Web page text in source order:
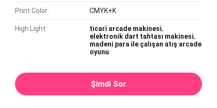
Print Color: CMYK+K
High Light: ticari arcade makinesi,
elektronik dart tahtası makinesi,
madeni para ile çalışan atış arcade
oyunu
Şimdi Sor